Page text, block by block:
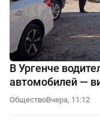
В Ургенче
автомобилей —
ОбществоВчера, 11:12